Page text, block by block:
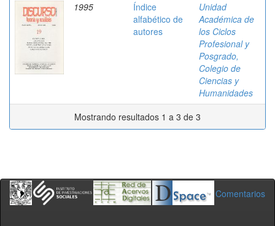
1995
Índice
alfabético de
autores
Unidad
Académica de
los Ciclos
Profesional y
Posgrado,
Colegio de
Ciencias y
Humanidades
Mostrando resultados 1 a 3 de 3
Comentarios